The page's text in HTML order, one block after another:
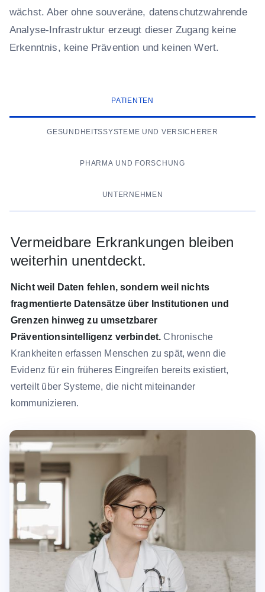
wächst. Aber ohne souveräne, datenschutzwahrende
Analyse-Infrastruktur erzeugt dieser Zugang keine
Erkenntnis, keine Prävention und keinen Wert.
PATIENTEN
GESUNDHEITSSYSTEME UND VERSICHERER
PHARMA UND FORSCHUNG
UNTERNEHMEN
Vermeidbare Erkrankungen bleiben
weiterhin unentdeckt.
Nicht weil Daten fehlen, sondern weil nichts
fragmentierte Datensätze über Institutionen und
Grenzen hinweg zu umsetzbarer
Präventionsintelligenz verbindet. Chronische
Krankheiten erfassen Menschen zu spät, wenn die
Evidenz für ein früheres Eingreifen bereits existiert,
verteilt über Systeme, die nicht miteinander
kommunizieren.